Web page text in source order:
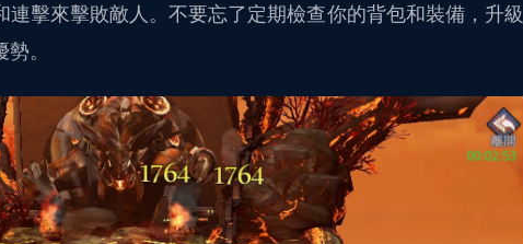
連擊來擊敗敵人。不要忘了定期檢查你的背包和裝備，升級
。